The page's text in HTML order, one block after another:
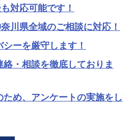
対応可能です！
川県全域のご相談に対応！
ーを厳守します！
・相談を徹底しておりま
め、アンケートの実施をし